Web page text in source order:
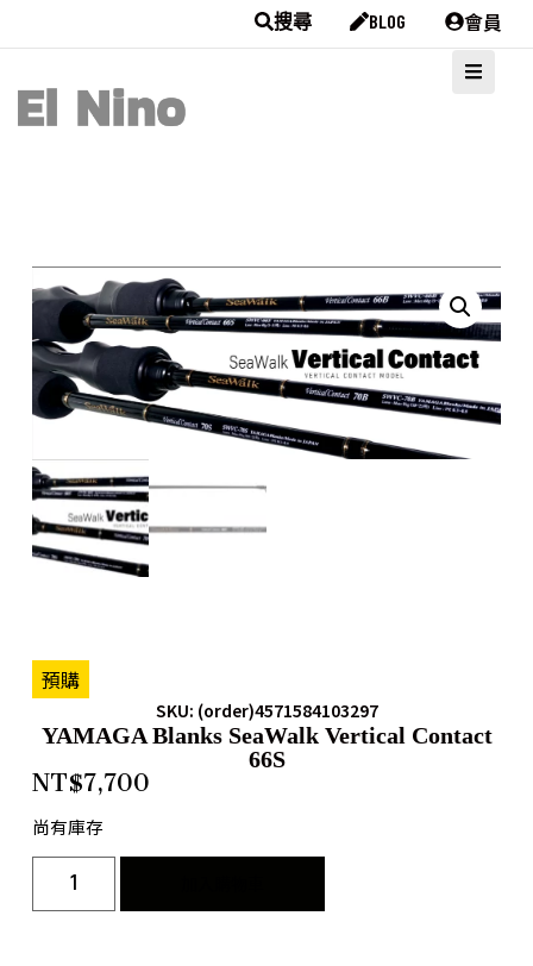
搜尋 BLOG 會員
預購
SKU: (order)4571584103297
YAMAGA Blanks SeaWalk Vertical Contact
66S
NT$7,700
尚有庫存